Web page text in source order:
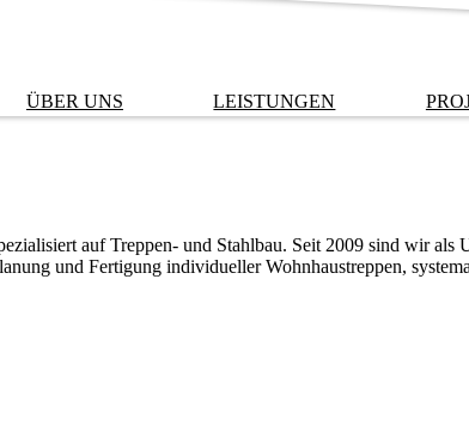
ÜBER UNS LEISTUNGEN
auf Treppen- und Stahlbau. Seit 2009 sind wir
und Fertigung individueller Wohnhaustreppen,